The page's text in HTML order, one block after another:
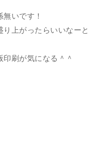
いです！
上がったらいいなーと
刷が気になる＾＾